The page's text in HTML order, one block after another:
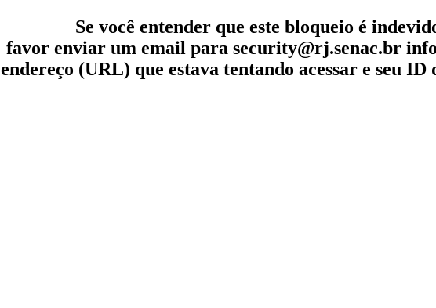
Se você entender que este bloqueio é
favor enviar um email para security@rj.senac.br
endereço (URL) que estava tentando acessar e seu ID